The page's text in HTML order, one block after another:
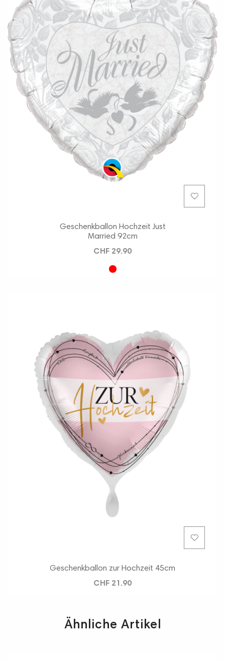
Geschenkballon Hochzeit Just
Married 92cm
CHF 29.90
Geschenkballon zur Hochzeit 45cm
CHF 21.90
Ähnliche Artikel